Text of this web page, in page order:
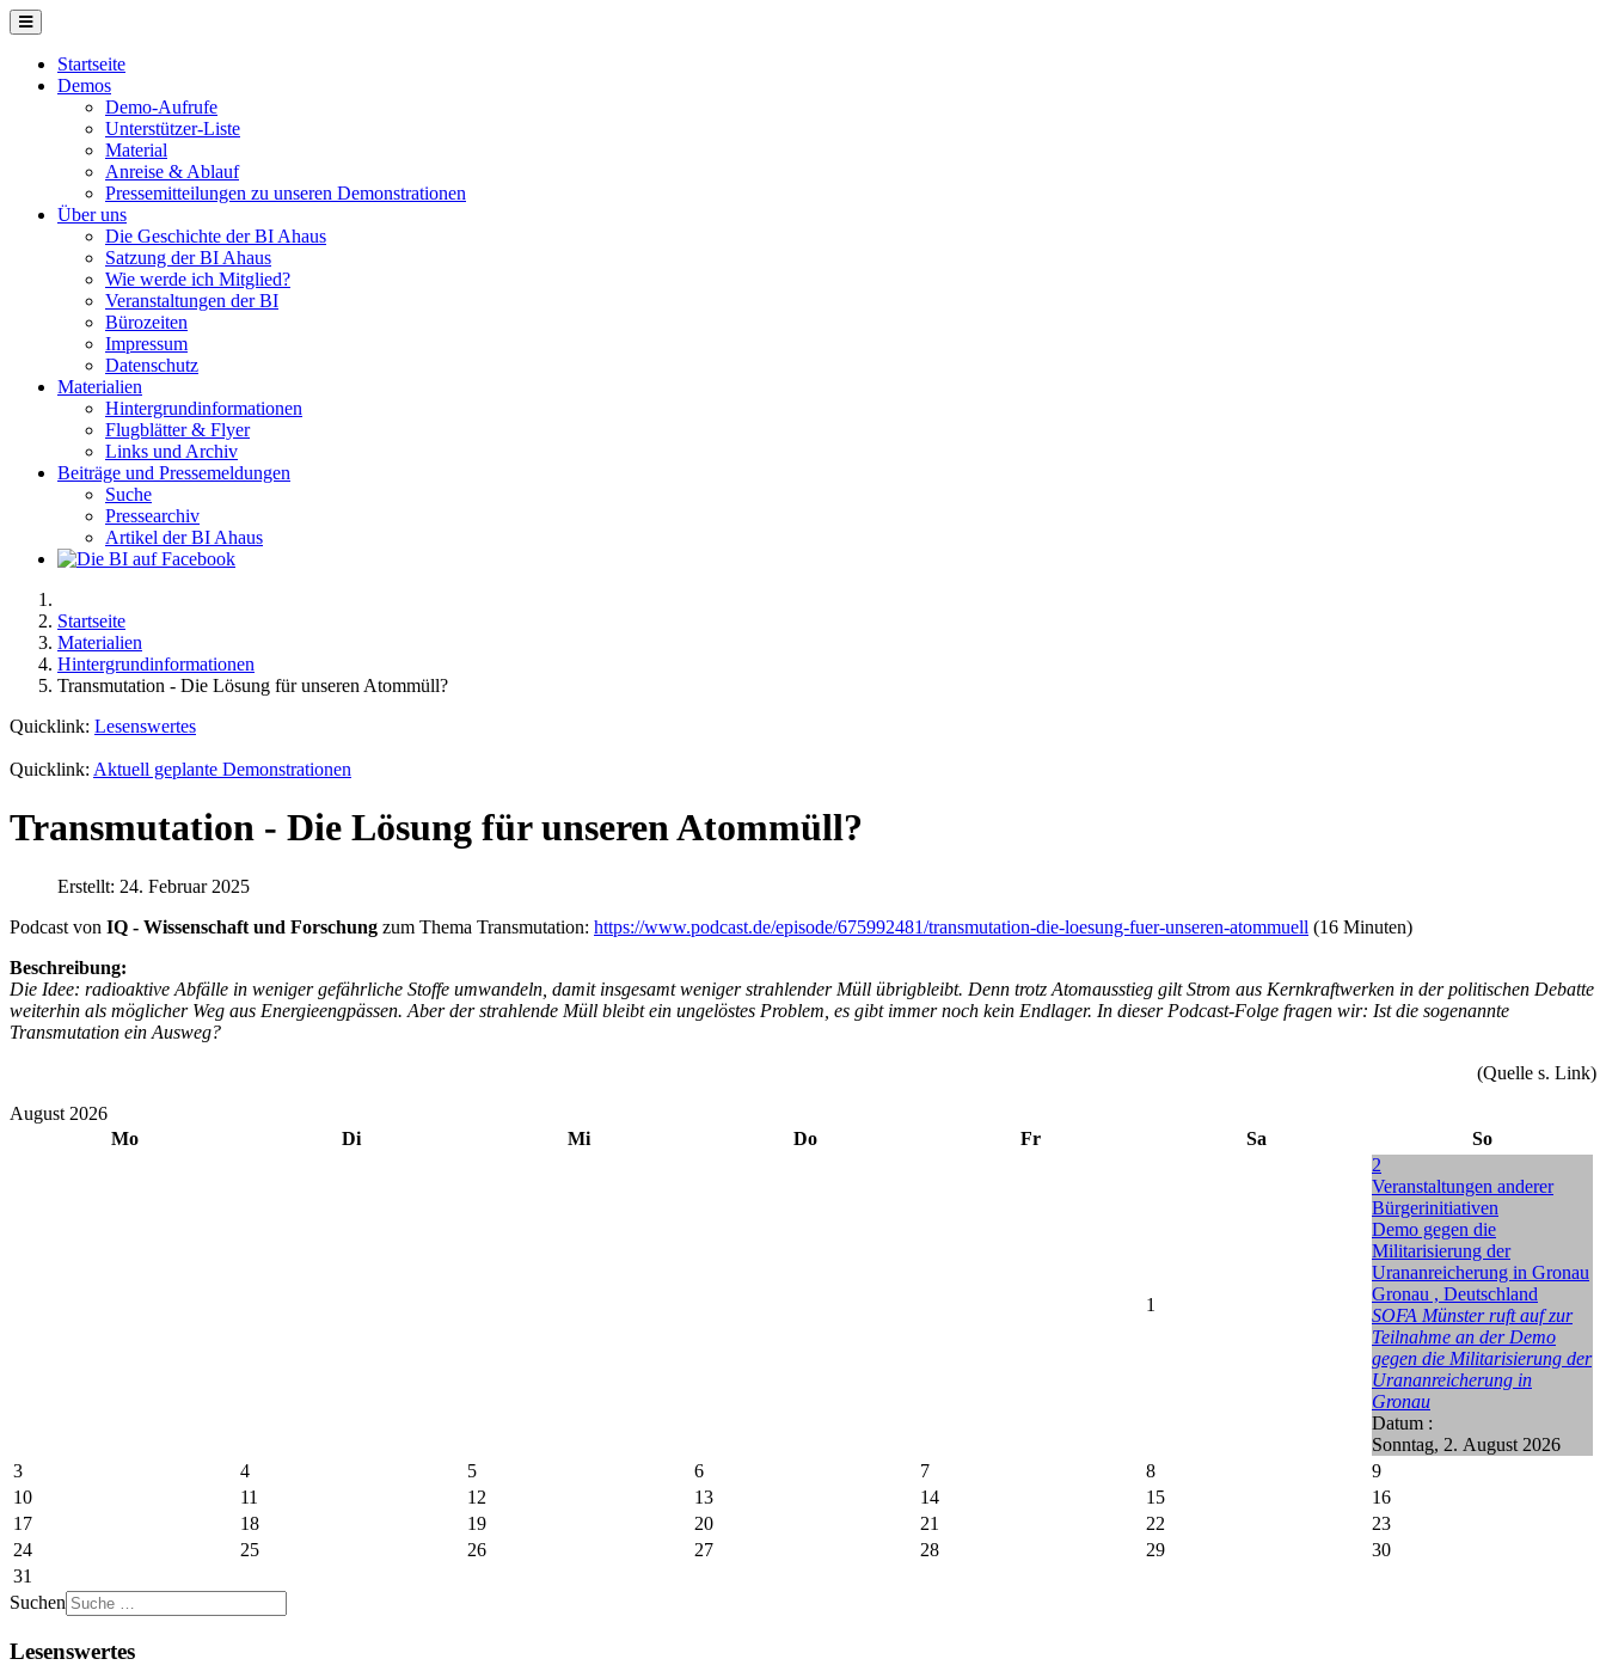
Startseite
Demos
Demo-Aufrufe
Unterstützer-Liste
Material
Anreise & Ablauf
Pressemitteilungen zu unseren Demonstrationen
Über uns
Die Geschichte der BI Ahaus
Satzung der BI Ahaus
Wie werde ich Mitglied?
Veranstaltungen der BI
Bürozeiten
Impressum
Datenschutz
Materialien
Hintergrundinformationen
Flugblätter & Flyer
Links und Archiv
Beiträge und Pressemeldungen
Suche
Pressearchiv
Artikel der BI Ahaus
Startseite
Materialien
Hintergrundinformationen
Transmutation - Die Lösung für unseren Atommüll?
Quicklink: Lesenswertes
Quicklink: Aktuell geplante Demonstrationen
Transmutation - Die Lösung für unseren Atommüll?
Erstellt: 24. Februar 2025
Podcast von IQ - Wissenschaft und Forschung zum Thema Transmutation: https://www.podcast.de/episode/675992481/transmutation-die-loesung-fuer-unseren-atommuell (16 Minuten)
Beschreibung:
Die Idee: radioaktive Abfälle in weniger gefährliche Stoffe umwandeln, damit insgesamt weniger strahlender Müll übrigbleibt. Denn trotz Atomausstieg gilt Strom aus Kernkraftwerken in der politischen Debatte
weiterhin als möglicher Weg aus Energieengpässen. Aber der strahlende Müll bleibt ein ungelöstes Problem, es gibt immer noch kein Endlager. In dieser Podcast-Folge fragen wir: Ist die sogenannte
Transmutation ein Ausweg?
(Quelle s. Link)
Jahr
Monat
Jahr
Monat
August 2026
Mo
Di Mi Do Fr Sa So
1
2
Veranstaltungen anderer
Bürgerinitiativen
Demo gegen die
Militarisierung der
Urananreicherung in Gronau
Gronau , Deutschland
SOFA Münster ruft auf zur
Teilnahme an der Demo
gegen die Militarisierung der
Urananreicherung in
Gronau
Datum :
Sonntag, 2. August 2026
3
4 5 6 7 8
9
10
11 12 13 14 15
16
17
18 19 20 21 22
23
24
25 26 27 28 29
30
31
Suchen
Lesenswertes